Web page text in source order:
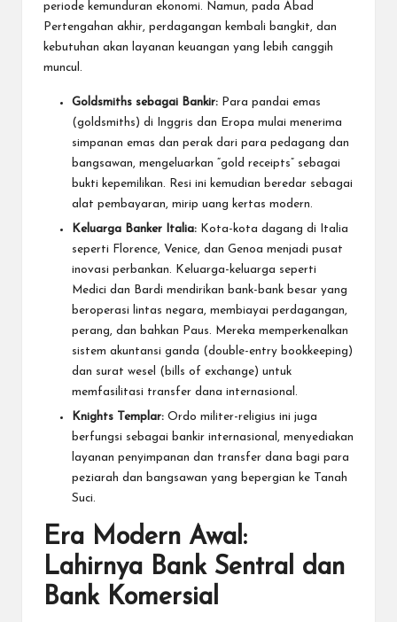
periode kemunduran ekonomi. Namun, pada Abad
Pertengahan akhir, perdagangan kembali bangkit, dan
kebutuhan akan layanan keuangan yang lebih canggih
muncul.
Goldsmiths sebagai Bankir: Para pandai emas
(goldsmiths) di Inggris dan Eropa mulai menerima
simpanan emas dan perak dari para pedagang dan
bangsawan, mengeluarkan “gold receipts” sebagai
bukti kepemilikan. Resi ini kemudian beredar sebagai
alat pembayaran, mirip uang kertas modern.
Keluarga Banker Italia: Kota-kota dagang di Italia
seperti Florence, Venice, dan Genoa menjadi pusat
inovasi perbankan. Keluarga-keluarga seperti
Medici dan Bardi mendirikan bank-bank besar yang
beroperasi lintas negara, membiayai perdagangan,
perang, dan bahkan Paus. Mereka memperkenalkan
sistem akuntansi ganda (double-entry bookkeeping)
dan surat wesel (bills of exchange) untuk
memfasilitasi transfer dana internasional.
Knights Templar: Ordo militer-religius ini juga
berfungsi sebagai bankir internasional, menyediakan
layanan penyimpanan dan transfer dana bagi para
peziarah dan bangsawan yang bepergian ke Tanah
Suci.
Era Modern Awal:
Lahirnya Bank Sentral dan
Bank Komersial